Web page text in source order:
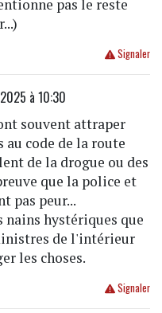
pas le reste
Signaler
à 10:30
souvent attraper
code de la route
de la drogue ou des
que la police et
pas peur...
nains hystériques que
de l'intérieur
les choses.
Signaler